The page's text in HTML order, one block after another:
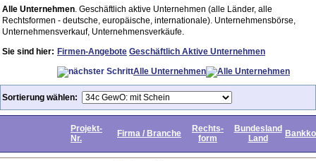
Alle Unternehmen. Geschäftlich aktive Unternehmen (alle Länder, alle
Rechtsformen - deutsche, europäische, internationale). Unternehmensbörse,
Unternehmensverkauf, Unternehmensverkäufe.
Sie sind hier: Firmen-Angebote Geschäftlich Aktive Unternehmen
Alle Unternehmen
Sortierung wählen:
Projekt-
Nr.
Firma / Branche
Rechts-
form
Bundesland
Land